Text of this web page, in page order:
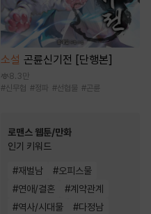
소설 곤륜신기전 [단행본]
8.3만
#신무협 #정파 #선협물 #곤륜
로맨스 웹툰/만화
인기 키워드
#재벌남 #오피스물
#연애/결혼 #계약관계
#역사/시대물 #다정남